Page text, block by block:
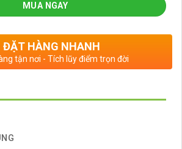
MUA NGAY
ĐẶT HÀNG NHANH
tận nơi - Tích lũy điểm trọn đời